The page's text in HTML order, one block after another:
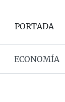
PORTADA
ECONOMÍA